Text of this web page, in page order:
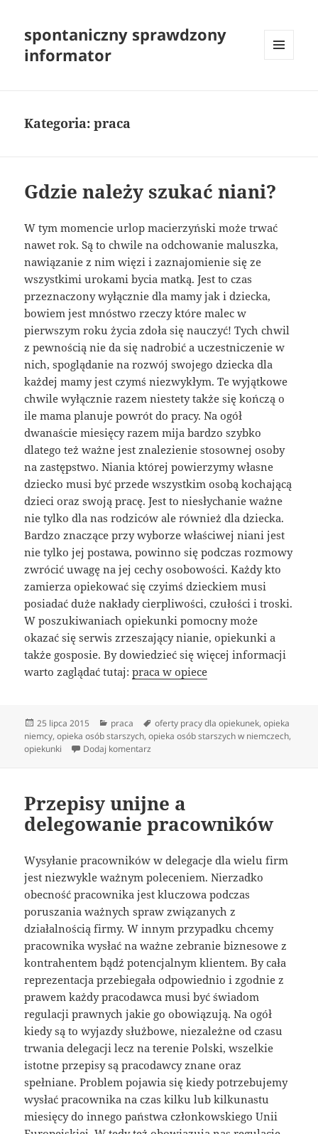
spontaniczny sprawdzony
informator
Kategoria:praca
Gdzie należy szukać niani?
W tym momencie urlop macierzyński może trwać
nawet rok. Są to chwile na odchowanie maluszka,
nawiązanie z nim więzi i zaznajomienie się ze
wszystkimi urokami bycia matką. Jest to czas
przeznaczony wyłącznie dla mamy jak i dziecka,
bowiem jest mnóstwo rzeczy które malec w
pierwszym roku życia zdoła się nauczyć! Tych chwil
z pewnością nie da się nadrobić a uczestniczenie w
nich, spoglądanie na rozwój swojego dziecka dla
każdej mamy jest czymś niezwykłym. Te wyjątkowe
chwile wyłącznie razem niestety także się kończą o
ile mama planuje powrót do pracy. Na ogół
dwanaście miesięcy razem mija bardzo szybko
dlatego też ważne jest znalezienie stosownej osoby
na zastępstwo. Niania której powierzymy własne
dziecko musi być przede wszystkim osobą kochającą
dzieci oraz swoją pracę. Jest to niesłychanie ważne
nie tylko dla nas rodziców ale również dla dziecka.
Bardzo znaczące przy wyborze właściwej niani jest
nie tylko jej postawa, powinno się podczas rozmowy
zwrócić uwagę na jej cechy osobowości. Każdy kto
zamierza opiekować się czyimś dzieckiem musi
posiadać duże nakłady cierpliwości, czułości i troski.
W poszukiwaniach opiekunki pomocny może
okazać się serwis zrzeszający nianie, opiekunki a
także gosposie. By dowiedzieć się więcej informacji
warto zaglądać tutaj:praca w opiece
Data
publikacji
25 lipca 2015 Kategorie
praca Tagi
oferty pracy dla opiekunek,opieka
niemcy,opieka osób starszych,opieka osób starszych w niemczech,
opiekunki
Dodaj komentarz
Przepisy unijne a
delegowanie pracowników
Wysyłanie pracowników w delegacje dla wielu firm
jest niezwykle ważnym poleceniem. Nierzadko
obecność pracownika jest kluczowa podczas
poruszania ważnych spraw związanych z
działalnością firmy. W innym przypadku chcemy
pracownika wysłać na ważne zebranie biznesowe z
kontrahentem bądź potencjalnym klientem. By cała
reprezentacja przebiegała odpowiednio i zgodnie z
prawem każdy pracodawca musi być świadom
regulacji prawnych jakie go obowiązują. Na ogół
kiedy są to wyjazdy służbowe, niezależne od czasu
trwania delegacji lecz na terenie Polski, wszelkie
istotne przepisy są pracodawcy znane oraz
spełniane. Problem pojawia się kiedy potrzebujemy
wysłać pracownika na czas kilku lub kilkunastu
miesięcy do innego państwa członkowskiego Unii